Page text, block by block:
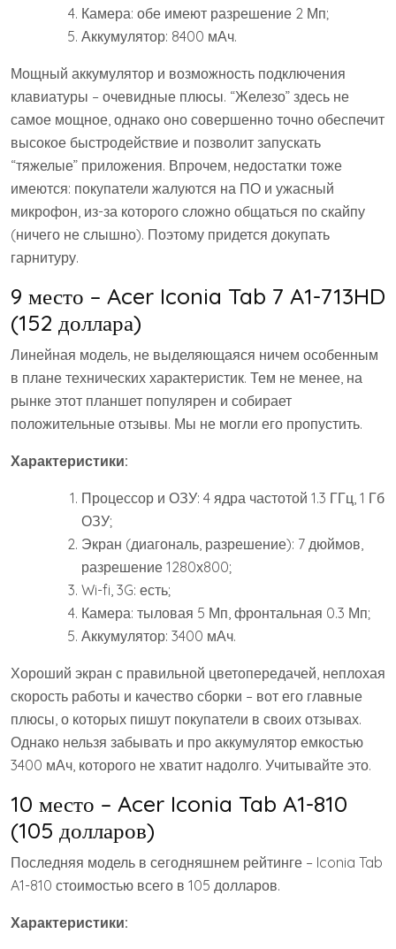
Камера: обе имеют разрешение 2 Мп;
Аккумулятор: 8400 мАч.
Мощный аккумулятор и возможность подключения
клавиатуры – очевидные плюсы. “Железо” здесь не
самое мощное, однако оно совершенно точно обеспечит
высокое быстродействие и позволит запускать
“тяжелые” приложения. Впрочем, недостатки тоже
имеются: покупатели жалуются на ПО и ужасный
микрофон, из-за которого сложно общаться по скайпу
(ничего не слышно). Поэтому придется докупать
гарнитуру.
9 место – Acer Iconia Tab 7 A1-713HD
(152 доллара)
Линейная модель, не выделяющаяся ничем особенным
в плане технических характеристик. Тем не менее, на
рынке этот планшет популярен и собирает
положительные отзывы. Мы не могли его пропустить.
Характеристики:
Процессор и ОЗУ: 4 ядра частотой 1.3 ГГц, 1 Гб
ОЗУ;
Экран (диагональ, разрешение): 7 дюймов,
разрешение 1280х800;
Wi-fi, 3G: есть;
Камера: тыловая 5 Мп, фронтальная 0.3 Мп;
Аккумулятор: 3400 мАч.
Хороший экран с правильной цветопередачей, неплохая
скорость работы и качество сборки – вот его главные
плюсы, о которых пишут покупатели в своих отзывах.
Однако нельзя забывать и про аккумулятор емкостью
3400 мАч, которого не хватит надолго. Учитывайте это.
10 место – Acer Iconia Tab A1-810
(105 долларов)
Последняя модель в сегодняшнем рейтинге – Iconia Tab
A1-810 стоимостью всего в 105 долларов.
Характеристики: